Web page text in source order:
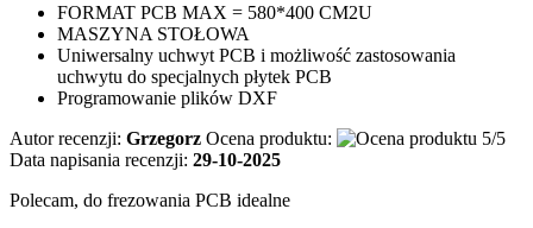
FORMAT PCB MAX = 580*400 CM2U
MASZYNA STOŁOWA
Uniwersalny uchwyt PCB i możliwość zastosowania
uchwytu do specjalnych płytek PCB
Programowanie plików DXF
Autor recenzji: Grzegorz Ocena produktu:
Data napisania recenzji: 29-10-2025
Polecam, do frezowania PCB idealne